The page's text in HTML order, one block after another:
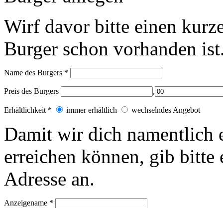
Wirf davor bitte einen
Burger schon vorhanden
Name des Burgers *
Preis des Burgers ,
Erhältlichkeit * immer erhältlich wechselndes Angebot
Damit wir dich namentlich
erreichen können, gib
Adresse an.
Anzeigename *